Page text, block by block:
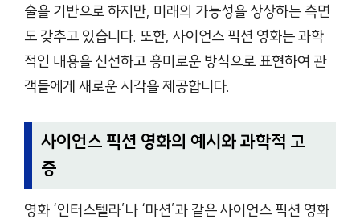
술을 기반으로 하지만, 미래의 가능성을 상상하는 측면
도 갖추고 있습니다. 또한, 사이언스 픽션 영화는 과학
적인 내용을 신선하고 흥미로운 방식으로 표현하여 관
객들에게 새로운 시각을 제공합니다.
사이언스 픽션 영화의 예시와 과학적 고
증
영화 ‘인터스텔라’나 ‘마션’과 같은 사이언스 픽션 영화